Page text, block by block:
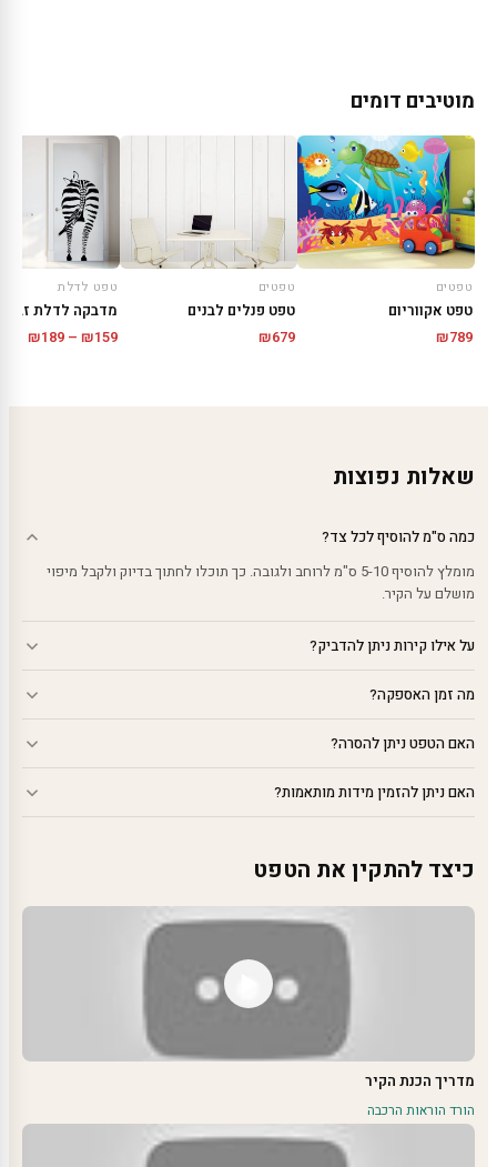
מוטיבים דומים
טפטים
טפט אקווריום
₪789
טפטים
טפט פנלים לבנים
₪679
טפט לדלת
מדבקה לדלת זברה
₪159
–
₪189
שאלות נפוצות
כמה ס"מ להוסיף לכל צד?
מומלץ להוסיף 5-10 ס"מ לרוחב ולגובה. כך תוכלו לחתוך בדיוק ולקבל מיפוי
מושלם על הקיר.
על אילו קירות ניתן להדביק?
מה זמן האספקה?
האם הטפט ניתן להסרה?
האם ניתן להזמין מידות מותאמות?
כיצד להתקין את הטפט
מדריך הכנת הקיר
הורד הוראות הרכבה